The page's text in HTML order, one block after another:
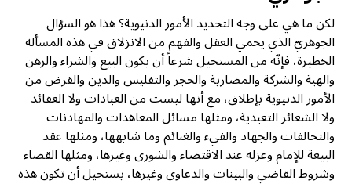
لكن ما هي على وجه التحديد الأمور الدنيوية؟ هذا هو السؤال
الجوهريّ الذي يحمي العقل والفهم من الانزلاق في هذه المسألة
الخطيرة، فإنّه من المستحيل شرعاً أن يكون البيع والشراء والرهن
والهبة والشركة والمضاربة والحجر والتفليس والدين والقرض من
الأمور الدنيوية بإطلاق، مع أنها ليست من العبادات ولا العقائد
ولا الشعائر التعبدية، ومثلها مسائل المعاهدات والمهادنات
والتحالفات والجهاد والفيء والغنائم وما شابهها، ومثلها عقد
البيعة للإمام وعزله عند الاقتضاء والشورى وغيرها، ومثلها القضاء
وشروط القاضي والبينات والدعاوى وغيرها، يستحيل أن تكون هذه